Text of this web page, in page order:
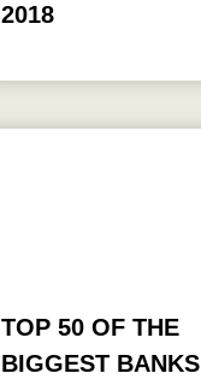
2018
TOP 50 OF THE
BIGGEST BANKS